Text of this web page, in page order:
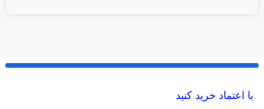
با اعتماد خرید کنید